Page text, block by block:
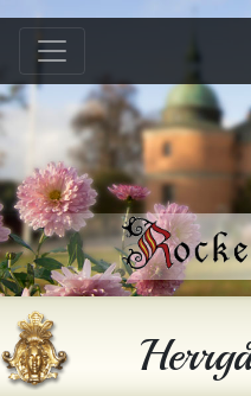
Hem
B &B
Bröllop
Konferens
Festlokal
Hyra hus
Historia